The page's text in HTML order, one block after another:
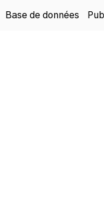
Base de données